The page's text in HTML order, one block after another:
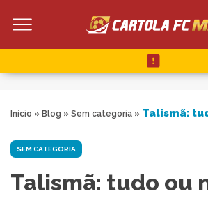
Início » Blog » Sem categoria » Talismã:
SEM CATEGORIA
Talismã: tudo ou